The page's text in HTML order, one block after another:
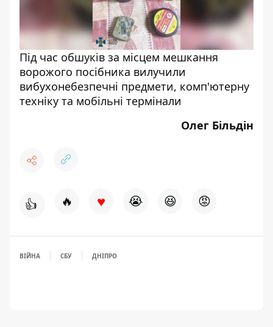
Під час обшуків за місцем мешкання
ворожого посібника вилучили
вибухонебезпечні предмети, комп'ютерну
техніку та мобільні термінали
Олег Більдін
👍 🔥 ♥ 😭 😆 😡
ВІЙНА СБУ ДНІПРО